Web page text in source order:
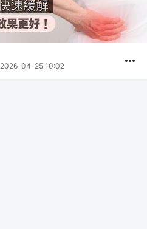
2026-04-25 10:02